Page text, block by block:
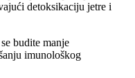
detoksikaciju jetre i
budite manje
imunološkog